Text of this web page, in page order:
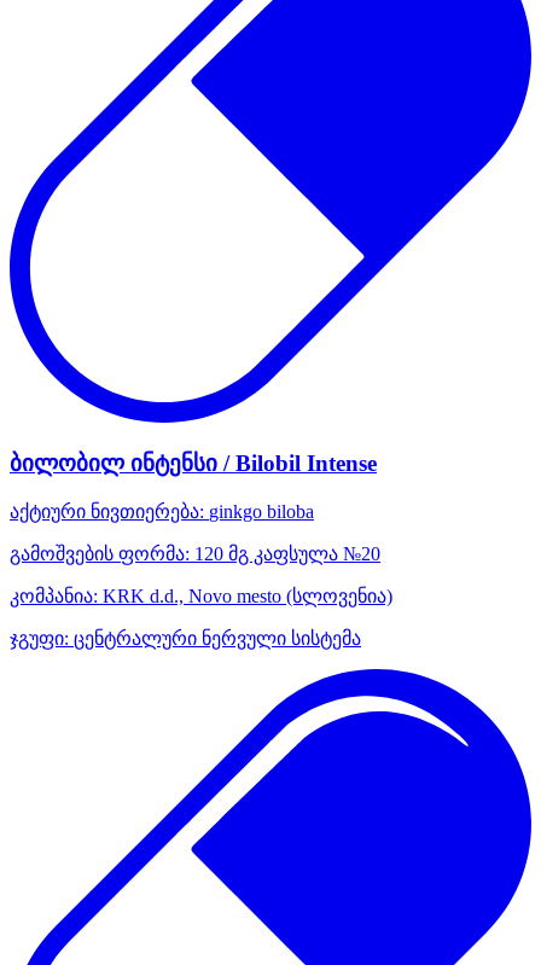
ბილობილ ინტენსი / Bilobil Intense
აქტიური ნივთიერება: ginkgo biloba
გამოშვების ფორმა: 120 მგ კაფსულა №20
კომპანია: KRK d.d., Novo mesto (სლოვენია)
ჯგუფი: ცენტრალური ნერვული სისტემა